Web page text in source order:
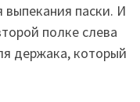
паски. И
полке слева
держака, который